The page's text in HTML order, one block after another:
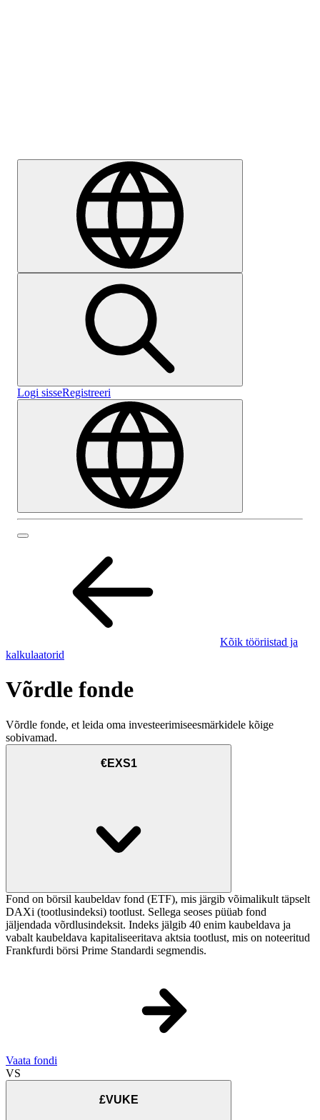
Logi sisseRegistreeri
Kõik tööriistad ja
kalkulaatorid
Võrdle fonde
Võrdle fonde, et leida oma investeerimiseesmärkidele kõige
sobivamad.
€EXS1
Fond on börsil kaubeldav fond (ETF), mis järgib võimalikult täpselt
DAXi (tootlusindeksi) tootlust. Sellega seoses püüab fond
jäljendada võrdlusindeksit. Indeks jälgib 40 enim kaubeldava ja
vabalt kaubeldava kapitaliseeritava aktsia tootlust, mis on noteeritud
Frankfurdi börsi Prime Standardi segmendis.
Vaata fondi
VS
£VUKE